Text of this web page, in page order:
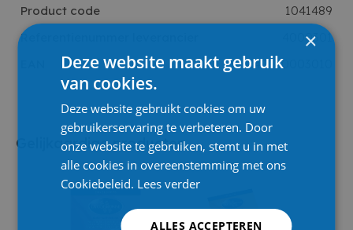
Product code
1041489
Referentienummer leverancier
4000301
3240180003010
Gelijkaardige producten
×
Deze website maakt gebruik
van cookies.
Deze website gebruikt cookies om uw
gebruikerservaring te verbeteren. Door
onze website te gebruiken, stemt u in met
alle cookies in overeenstemming met ons
Cookiebeleid. Lees verder
ALLES ACCEPTEREN